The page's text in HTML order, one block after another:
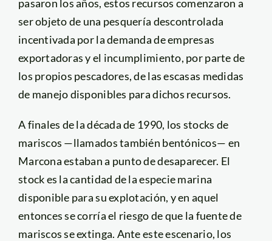
pasaron los años, estos recursos comenzaron a
ser objeto de una pesquería descontrolada
incentivada por la demanda de empresas
exportadoras y el incumplimiento, por parte de
los propios pescadores, de las escasas medidas
de manejo disponibles para dichos recursos.
A finales de la década de 1990, los stocks de
mariscos —llamados también bentónicos— en
Marcona estaban a punto de desaparecer. El
stock es la cantidad de la especie marina
disponible para su explotación, y en aquel
entonces se corría el riesgo de que la fuente de
mariscos se extinga. Ante este escenario, los